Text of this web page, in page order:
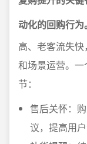
动化的回购行为。
高、老客流失
和场景运营。
节：
售后关怀：
议，提高用户